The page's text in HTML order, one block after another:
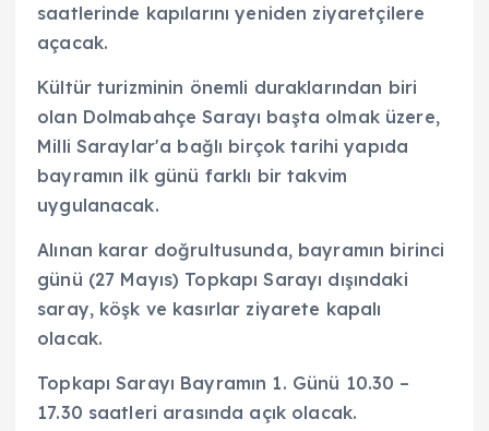
saatlerinde kapılarını yeniden ziyaretçilere
açacak.
Kültür turizminin önemli duraklarından biri
olan Dolmabahçe Sarayı başta olmak üzere,
Milli Saraylar'a bağlı birçok tarihi yapıda
bayramın ilk günü farklı bir takvim
uygulanacak.
Alınan karar doğrultusunda, bayramın birinci
günü (27 Mayıs) Topkapı Sarayı dışındaki
saray, köşk ve kasırlar ziyarete kapalı
olacak.
Topkapı Sarayı Bayramın 1. Günü 10.30 –
17.30 saatleri arasında açık olacak.